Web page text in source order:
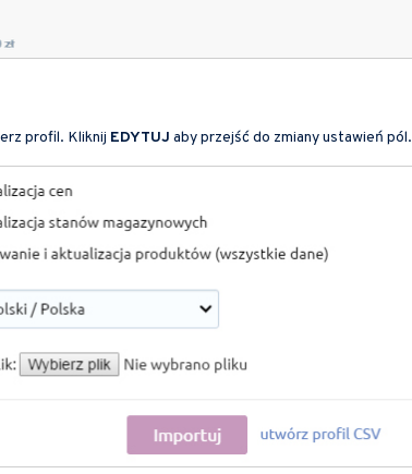
profil. Kliknij EDYTUJ aby przejść do zmiany ustawień pól.